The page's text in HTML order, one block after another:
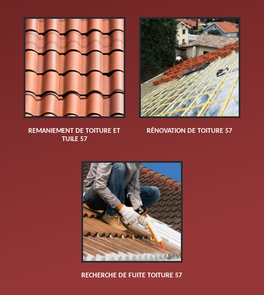
REMANIEMENT DE TOITURE ET
TUILE 57
RÉNOVATION DE TOITURE 57
RECHERCHE DE FUITE TOITURE 57